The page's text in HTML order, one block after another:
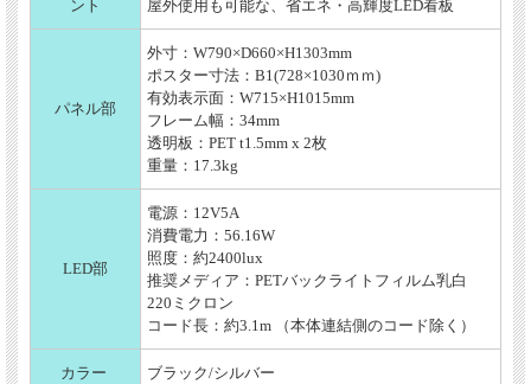
ント
屋外使用も可能な、省エネ・高輝度LED看板
パネル部
外寸：W790×D660×H1303mm
ポスター寸法：B1(728×1030ｍｍ)
有効表示面：W715×H1015mm
フレーム幅：34mm
透明板：PET t1.5mm x 2枚
重量：17.3kg
LED部
電源：12V5A
消費電力：56.16W
照度：約2400lux
推奨メディア：PETバックライトフィルム乳白
220ミクロン
コード長：約3.1m （本体連結側のコード除く）
カラー ブラック/シルバー